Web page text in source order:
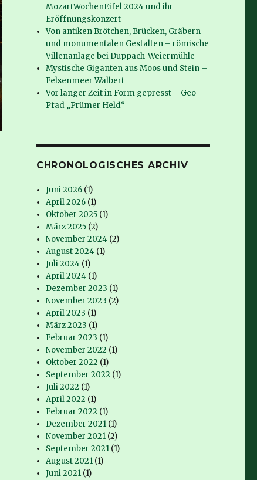
MozartWochenEifel 2024 und ihr
Eröffnungskonzert
Von antiken Brötchen, Brücken, Gräbern
und monumentalen Gestalten – römische
Villenanlage bei Duppach-Weiermühle
Mystische Giganten aus Moos und Stein –
Felsenmeer Walbert
Vor langer Zeit in Form gepresst – Geo-
Pfad „Prümer Held“
CHRONOLOGISCHES ARCHIV
Juni 2026 (1)
April 2026 (1)
Oktober 2025 (1)
März 2025 (2)
November 2024 (2)
August 2024 (1)
Juli 2024 (1)
April 2024 (1)
Dezember 2023 (1)
November 2023 (2)
April 2023 (1)
März 2023 (1)
Februar 2023 (1)
November 2022 (1)
Oktober 2022 (1)
September 2022 (1)
Juli 2022 (1)
April 2022 (1)
Februar 2022 (1)
Dezember 2021 (1)
November 2021 (2)
September 2021 (1)
August 2021 (1)
Juni 2021 (1)